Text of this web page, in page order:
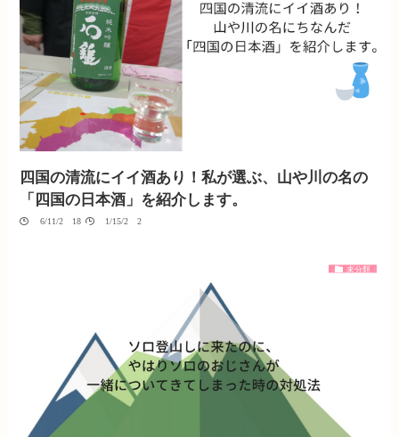
四国の清流にイイ酒あり！私が選ぶ、山や川の名の
「四国の日本酒」を紹介します。
06/11/2018 01/15/2020
未分類